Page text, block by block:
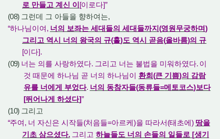
로 만들고 계신 이[이로다]”
(08) 그런데 그 아들을 향하여는,
“하나님이여, 너의 보좌는 세대들의 세대들까지(영원무궁하며)
그리고 역시 너의 왕국의 규(홀)도 역시 곧음(올바름)의 규
[이다].
(09) 너는 의를 사랑하였다. 그리고 너는 불법을 미워하였다. 이
것 때문에 하나님 곧 너의 하나님이 환희(큰 기쁨)의 감람
유를 너에게 부었다. 너의 동참자들(동류들=메토코스)보다
[뛰어나게 하셨다]”
(10) 그리고
“주여, 너 자신은 시작들(처음들=아르케)을 따라서(태초에) 땅을
기초 삼으셨다. 그리고하늘들도 너의 손들의 일들로[생기